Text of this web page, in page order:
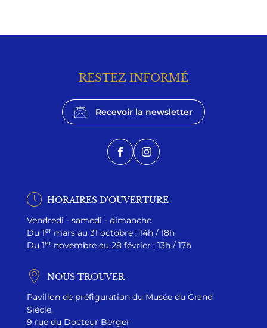
RESTEZ INFORMÉ
Recevoir la newsletter
FacebookInstagram
HORAIRES D'OUVERTURE
Vendredi - samedi - dimanche
Du 1er mars au 31 octobre : 14h / 18h
Du 1er novembre au 28 février : 13h / 17h
NOUS TROUVER
Pavillon de préfiguration du Musée du Grand
Siècle,
9 rue du Docteur Berger